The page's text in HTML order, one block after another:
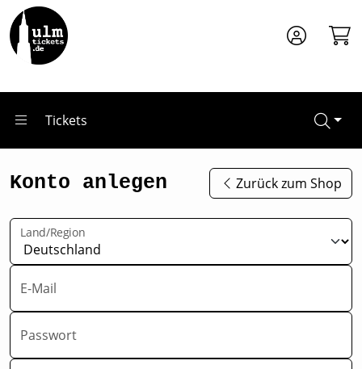
Zum Hauptinhalt springen
Tickets
Konto anlegen Zurück zum Shop
Land/Region
E-Mail
Passwort